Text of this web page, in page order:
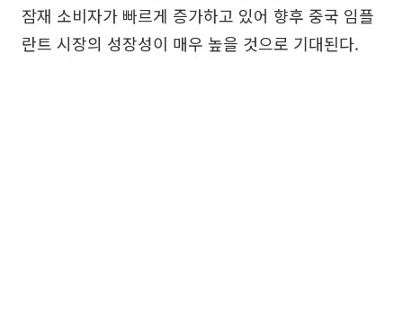
잠재 소비자가 빠르게 증가하고 있어 향후 중국 임플
란트 시장의 성장성이 매우 높을 것으로 기대된다.